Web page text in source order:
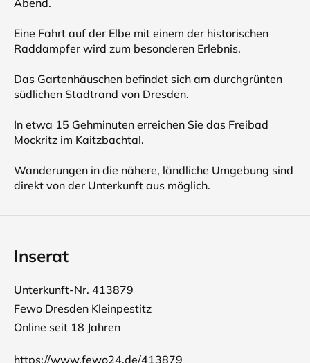
Abend.
Eine Fahrt auf der Elbe mit einem der historischen
Raddampfer wird zum besonderen Erlebnis.
Das Gartenhäuschen befindet sich am durchgrünten
südlichen Stadtrand von Dresden.
In etwa 15 Gehminuten erreichen Sie das Freibad
Mockritz im Kaitzbachtal.
Wanderungen in die nähere, ländliche Umgebung sind
direkt von der Unterkunft aus möglich.
Inserat
Unterkunft-Nr. 413879
Fewo Dresden Kleinpestitz
Online seit 18 Jahren
https://www.fewo24.de/413879